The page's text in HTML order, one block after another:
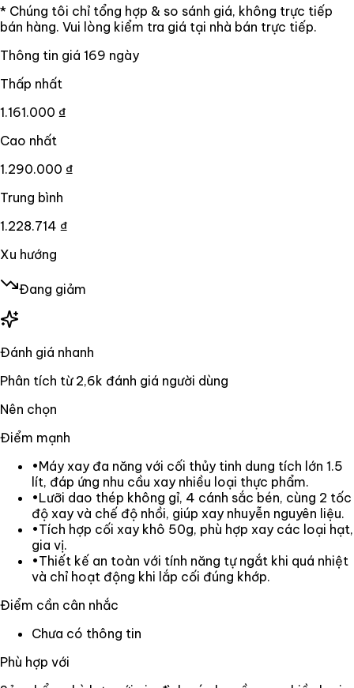
* Chúng tôi chỉ tổng hợp & so sánh giá, không trực tiếp
bán hàng. Vui lòng kiểm tra giá tại nhà bán trực tiếp.
Thông tin giá 169 ngày
Thấp nhất
1.161.000 ₫
Cao nhất
1.290.000 ₫
Trung bình
1.228.714 ₫
Xu hướng
Đang giảm
Đánh giá nhanh
Phân tích từ 2,6k đánh giá người dùng
Nên chọn
Điểm mạnh
•Máy xay đa năng với cối thủy tinh dung tích lớn 1.5
lít, đáp ứng nhu cầu xay nhiều loại thực phẩm.
•Lưỡi dao thép không gỉ, 4 cánh sắc bén, cùng 2 tốc
độ xay và chế độ nhồi, giúp xay nhuyễn nguyên liệu.
•Tích hợp cối xay khô 50g, phù hợp xay các loại hạt,
gia vị.
•Thiết kế an toàn với tính năng tự ngắt khi quá nhiệt
và chỉ hoạt động khi lắp cối đúng khớp.
Điểm cần cân nhắc
Chưa có thông tin
Phù hợp với